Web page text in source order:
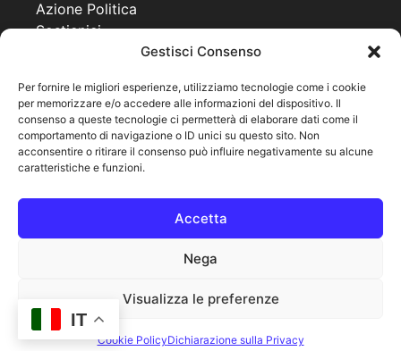
Gestisci Consenso
Per fornire le migliori esperienze, utilizziamo tecnologie come i cookie
per memorizzare e/o accedere alle informazioni del dispositivo. Il
consenso a queste tecnologie ci permetterà di elaborare dati come il
comportamento di navigazione o ID unici su questo sito. Non
acconsentire o ritirare il consenso può influire negativamente su alcune
caratteristiche e funzioni.
Accetta
Nega
Visualizza le preferenze
Cookie PolicyDichiarazione sulla Privacy
Azione Politica
Sostienici
Progetti
Together For a New Africa
United World Project
Co Governance
© 2025 MPPU
IT